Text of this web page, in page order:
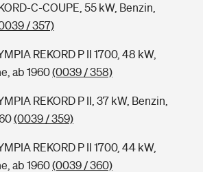
C-COUPE, 55 kW, Benzin,
/ 357)
REKORD P II 1700, 48 kW,
ab 1960(0039 / 358)
REKORD P II, 37 kW, Benzin,
(0039 / 359)
REKORD P II 1700, 44 kW,
ab 1960(0039 / 360)